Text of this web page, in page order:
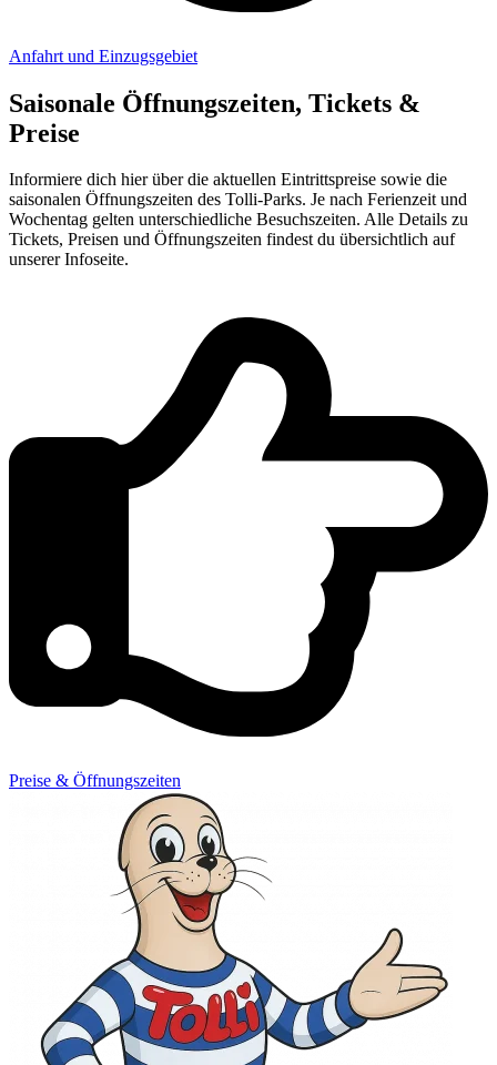
Anfahrt und Einzugsgebiet
Saisonale Öffnungszeiten, Tickets &
Preise
Informiere dich hier über die aktuellen Eintrittspreise sowie die
saisonalen Öffnungszeiten des Tolli-Parks. Je nach Ferienzeit und
Wochentag gelten unterschiedliche Besuchszeiten. Alle Details zu
Tickets, Preisen und Öffnungszeiten findest du übersichtlich auf
unserer Infoseite.
Preise & Öffnungszeiten